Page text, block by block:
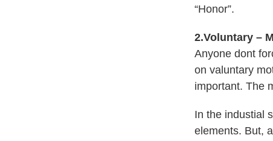
“Honor”.
2.Voluntary –
Anyone dont
on valuntary
important. The
In the industial
elements. But,